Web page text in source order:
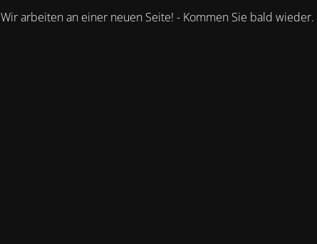
Wir arbeiten an einer neuen Seite! - Kommen Sie bald wieder.